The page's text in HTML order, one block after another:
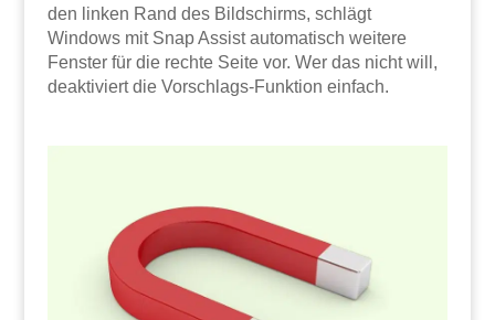
den linken Rand des Bildschirms, schlägt
Windows mit Snap Assist automatisch weitere
Fenster für die rechte Seite vor. Wer das nicht will,
deaktiviert die Vorschlags-Funktion einfach.